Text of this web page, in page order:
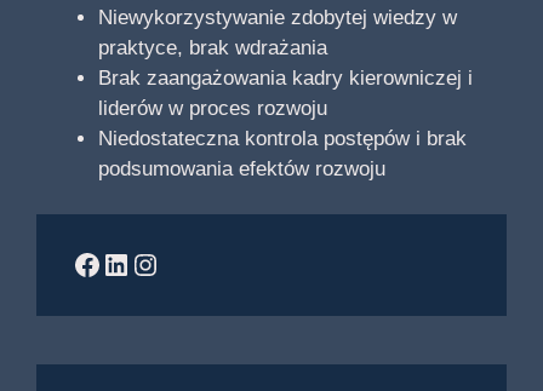
Niewykorzystywanie zdobytej wiedzy w
praktyce, brak wdrażania
Brak zaangażowania kadry kierowniczej i
liderów w proces rozwoju
Niedostateczna kontrola postępów i brak
podsumowania efektów rozwoju
Facebook
LinkedIn
Instagram